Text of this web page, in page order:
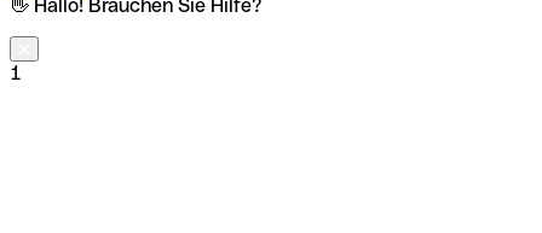
👋 Hallo! Brauchen Sie Hilfe?
1